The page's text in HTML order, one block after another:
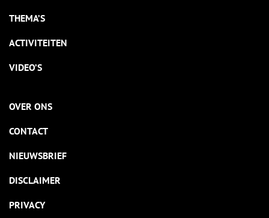
THEMA’S
ACTIVITEITEN
VIDEO’S
OVER ONS
CONTACT
NIEUWSBRIEF
DISCLAIMER
PRIVACY